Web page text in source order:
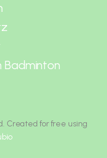
Badminton
Created for free using